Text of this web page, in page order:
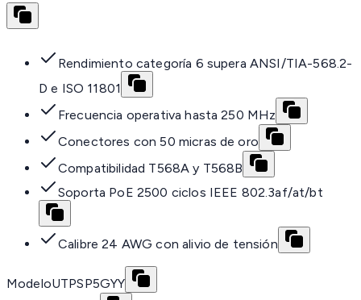
Rendimiento categoría 6 supera ANSI/TIA-568.2-
D e ISO 11801
Frecuencia operativa hasta 250 MHz
Conectores con 50 micras de oro
Compatibilidad T568A y T568B
Soporta PoE 2500 ciclos IEEE 802.3af/at/bt
Calibre 24 AWG con alivio de tensión
ModeloUTPSP5GYY